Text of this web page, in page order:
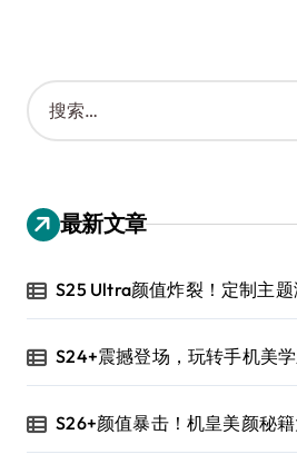
搜
索
：
最新文章
S25 Ultra颜值炸裂！定制主题
S24+震撼登场，玩转手机美学
S26+颜值暴击！机皇美颜秘